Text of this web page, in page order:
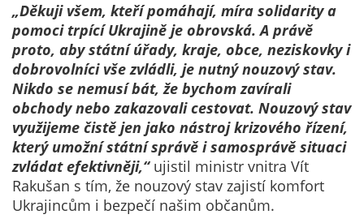
„Děkuji všem, kteří pomáhají, míra solidarity a
pomoci trpící Ukrajině je obrovská. A právě
proto, aby státní úřady, kraje, obce, neziskovky i
dobrovolníci vše zvládli, je nutný nouzový stav.
Nikdo se nemusí bát, že bychom zavírali
obchody nebo zakazovali cestovat. Nouzový stav
využijeme čistě jen jako nástroj krizového řízení,
který umožní státní správě i samosprávě situaci
zvládat efektivněji,“ujistil ministr vnitra Vít
Rakušan s tím, že nouzový stav zajistí komfort
Ukrajincům i bezpečí našim občanům.
technické
cookies
nemohou být
individuálně
deaktivovány
nebo
aktivovány.
Analytické
cookies